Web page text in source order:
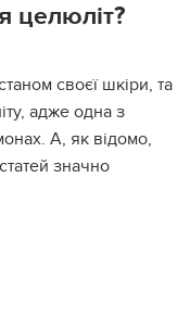
целюліт?
своєї шкіри, та
адже одна з
А, як відомо,
значно